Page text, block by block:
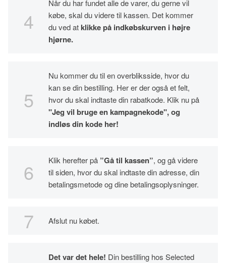
Når du har fundet alle de varer, du gerne vil
købe, skal du videre til kassen. Det kommer
du ved at klikke på indkøbskurven i højre
hjørne.
Nu kommer du til en overbliksside, hvor du
kan se din bestilling. Her er der også et felt,
hvor du skal indtaste din rabatkode. Klik nu på
"Jeg vil bruge en kampagnekode", og
indløs din kode her!
Klik herefter på ”Gå til kassen”, og gå videre
til siden, hvor du skal indtaste din adresse, din
betalingsmetode og dine betalingsoplysninger.
Afslut nu købet.
Det var det hele! Din bestilling hos Selected